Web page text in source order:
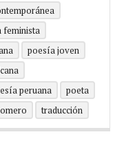
feminista
poesía joven
peruana
poeta
traducción